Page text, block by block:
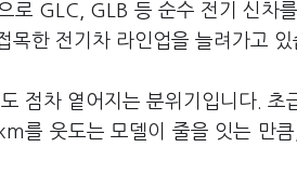
로 GLC, GLB 등 순수 전기 신차
한 전기차 라인업을 늘려가고 있
점차 옅어지는 분위기입니다. 초
를 웃도는 모델이 줄을 잇는 만큼